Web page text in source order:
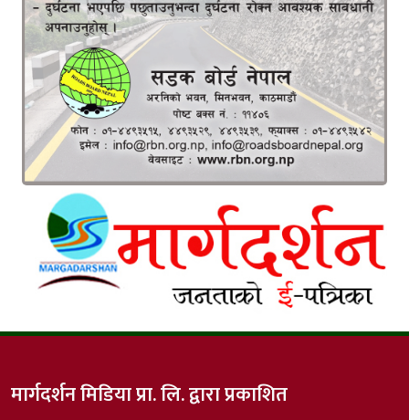
मार्गदर्शन मिडिया प्रा. लि. द्वारा प्रकाशित